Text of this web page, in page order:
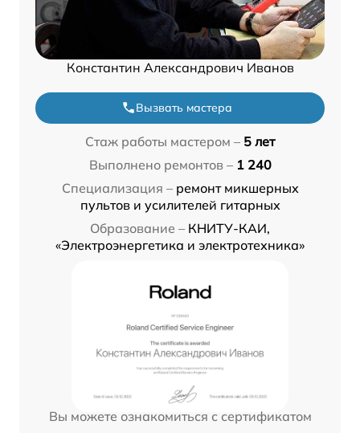
Константин Александрович Иванов
Вызвать мастера
Стаж работы мастером – 5 лет
Выполнено ремонтов – 1 240
Специализация – ремонт микшерных
пультов и усилителей гитарных
Образование – КНИТУ-КАИ,
«Электроэнергетика и электротехника»
Вы можете ознакомиться с сертификатом